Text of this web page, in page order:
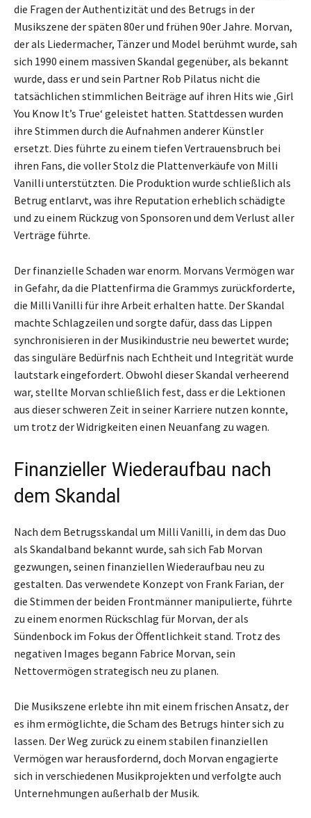
die Fragen der Authentizität und des Betrugs in der
Musikszene der späten 80er und frühen 90er Jahre. Morvan,
der als Liedermacher, Tänzer und Model berühmt wurde, sah
sich 1990 einem massiven Skandal gegenüber, als bekannt
wurde, dass er und sein Partner Rob Pilatus nicht die
tatsächlichen stimmlichen Beiträge auf ihren Hits wie ‚Girl
You Know It’s True‘ geleistet hatten. Stattdessen wurden
ihre Stimmen durch die Aufnahmen anderer Künstler
ersetzt. Dies führte zu einem tiefen Vertrauensbruch bei
ihren Fans, die voller Stolz die Plattenverkäufe von Milli
Vanilli unterstützten. Die Produktion wurde schließlich als
Betrug entlarvt, was ihre Reputation erheblich schädigte
und zu einem Rückzug von Sponsoren und dem Verlust aller
Verträge führte.
Der finanzielle Schaden war enorm. Morvans Vermögen war
in Gefahr, da die Plattenfirma die Grammys zurückforderte,
die Milli Vanilli für ihre Arbeit erhalten hatte. Der Skandal
machte Schlagzeilen und sorgte dafür, dass das Lippen
synchronisieren in der Musikindustrie neu bewertet wurde;
das singuläre Bedürfnis nach Echtheit und Integrität wurde
lautstark eingefordert. Obwohl dieser Skandal verheerend
war, stellte Morvan schließlich fest, dass er die Lektionen
aus dieser schweren Zeit in seiner Karriere nutzen konnte,
um trotz der Widrigkeiten einen Neuanfang zu wagen.
Finanzieller Wiederaufbau nach
dem Skandal
Nach dem Betrugsskandal um Milli Vanilli, in dem das Duo
als Skandalband bekannt wurde, sah sich Fab Morvan
gezwungen, seinen finanziellen Wiederaufbau neu zu
gestalten. Das verwendete Konzept von Frank Farian, der
die Stimmen der beiden Frontmänner manipulierte, führte
zu einem enormen Rückschlag für Morvan, der als
Sündenbock im Fokus der Öffentlichkeit stand. Trotz des
negativen Images begann Fabrice Morvan, sein
Nettovermögen strategisch neu zu planen.
Die Musikszene erlebte ihn mit einem frischen Ansatz, der
es ihm ermöglichte, die Scham des Betrugs hinter sich zu
lassen. Der Weg zurück zu einem stabilen finanziellen
Vermögen war herausfordernd, doch Morvan engagierte
sich in verschiedenen Musikprojekten und verfolgte auch
Unternehmungen außerhalb der Musik.